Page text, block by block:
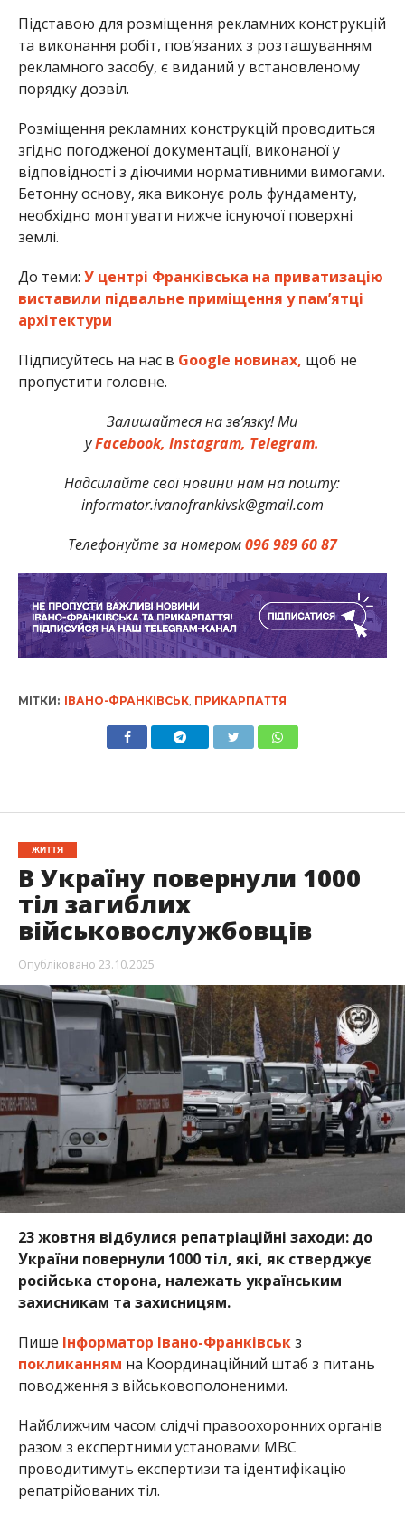
Підставою для розміщення рекламних конструкцій
та виконання робіт, пов’язаних з розташуванням
рекламного засобу, є виданий у встановленому
порядку дозвіл.
Розміщення рекламних конструкцій проводиться
згідно погодженої документації, виконаної у
відповідності з діючими нормативними вимогами.
Бетонну основу, яка виконує роль фундаменту,
необхідно монтувати нижче існуючої поверхні
землі.
До теми: У центрі Франківська на приватизацію
виставили підвальне приміщення у памʼятці
архітектури
Підписуйтесь на нас в Google новинах, щоб не
пропустити головне.
Залишайтеся на зв’язку! Ми
уFacebook, Instagram, Telegram.
Надсилайте свої новини нам на пошту:
informator.ivanofrankivsk@gmail.com
Телефонуйте за номером096 989 60 87
МІТКИ: ІВАНО-ФРАНКІВСЬК, ПРИКАРПАТТЯ
ЖИТТЯ
В Україну повернули 1000
тіл загиблих
військовослужбовців
Опубліковано 23.10.2025
23 жовтня відбулися репатріаційні заходи: до
України повернули 1000 тіл, які, як стверджує
російська сторона, належать українським
захисникам та захисницям.
Пише Інформатор Івано-Франківськз
покликанням на Координаційний штаб з питань
поводження з військовополоненими.
Найближчим часом слідчі правоохоронних органів
разом з експертними установами МВС
проводитимуть експертизи та ідентифікацію
репатрійованих тіл.